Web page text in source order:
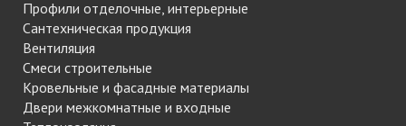
Профили отделочные, интерьерные
Сантехническая продукция
Вентиляция
Смеси строительные
Кровельные и фасадные материалы
Двери межкомнатные и входные